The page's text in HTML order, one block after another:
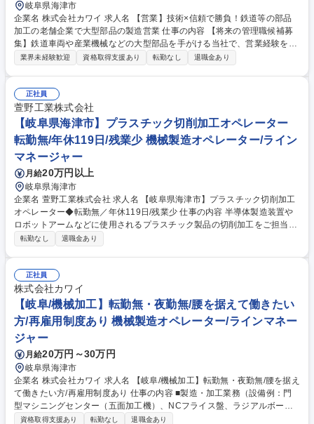
岐阜県海津市
企業名 株式会社カワイ 求人名 【営業】技術×信頼で勝負！鉄道等の部品
加工の老舗企業で大型部品の製造営業 仕事の内容 【将来の管理職候補募
集】鉄道車両や産業機械などの大型部品を手がける当社で、営業経験を活
かしませんか？図面確認～見積・工程管理まで一貫して携われ、マネジメ
【仕事の魅力】既存顧客中心に、鉄道車両や産業機械など多様な大型部品
の加工依頼を担当。設計・製造部門と連携し、製品完成まで一貫して関わ
れる「橋渡し役」としてのやりがいがあります。特に、JR東海や東京メト
ロ向けの台車部品など、高度な技術力を誇る製品に携われる点も魅力。モ
ノづくりの中核を担えるポジションです。 募集職種 【営業】技術×信頼で
勝負！鉄道等の部品加工の老舗企業で大型部品の製造営業
業界未経験歓迎 資格取得支援あり 転勤なし 退職金あり
正社員
萱野工業株式会社
【岐阜県海津市】プラスチック切削加工オペレーター
転勤無/年休119日/残業少 機械製造オペレーター/ライン
マネージャー
月給20万円以上
岐阜県海津市
企業名 萱野工業株式会社 求人名 【岐阜県海津市】プラスチック切削加工
オペレーター◆転勤無／年休119日/残業少 仕事の内容 半導体製造装置や
ロボットアームなどに使用されるプラスチック製品の切削加工をご担当い
ただきます。主にヤマザキマザック製の加工機械を使用して切削加工をご
実施■プログラミングデータを切削加工機器に組み入れ■加工及び完成部品
の測定 ※上記の工程を1から検討しながら製造業務に従事いただきます。
募集職種 【岐阜県海津市】プラスチック切削加工オペレーター◆転勤無／
年休119日/残業少
転勤なし 退職金あり
正社員
株式会社カワイ
【岐阜/機械加工】転勤無・夜勤無/腰を据えて働きたい
方/再雇用制度あり 機械製造オペレーター/ラインマネー
ジャー
月給20万円～30万円
岐阜県海津市
企業名 株式会社カワイ 求人名 【岐阜/機械加工】転勤無・夜勤無/腰を据え
て働きたい方/再雇用制度あり 仕事の内容 ■製造・加工業務（設備例：門
型マシニングセンター（五面加工機）、NCフライス盤、ラジアルボール
盤、炭酸ガス二次元レーザー加工機、NCガス溶断機、門型油圧製缶プレ
資格取得支援あり 転勤なし 退職金あり